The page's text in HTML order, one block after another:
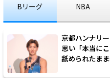
Bリーグ NBA
京都ハンナリ
思い「本当に
舐められたま